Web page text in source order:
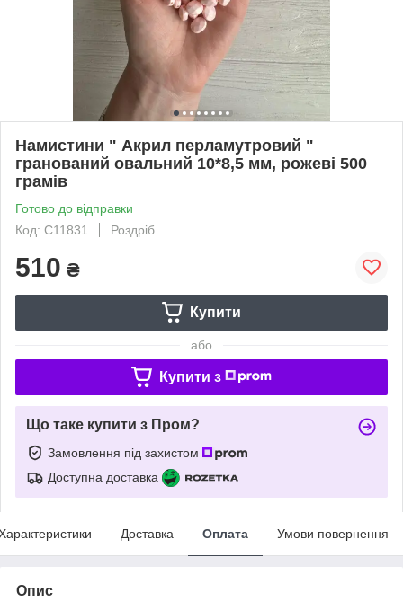
Намистини " Акрил перламутровий "
гранований овальний 10*8,5 мм, рожеві 500
грамів
Готово до відправки
Код: С11831
Роздріб
510 ₴
Купити
або
Купити з
Що таке купити з Пром?
Замовлення під захистом
Доступна доставка
Доставка Оплата Умови повернення
Опис